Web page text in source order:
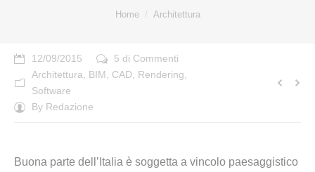
Home Architettura
12/09/2015
5 di Commenti
Architettura
BIM CAD Rendering
Software
By Redazione
Buona parte dell’Italia è soggetta a vincolo paesaggistico